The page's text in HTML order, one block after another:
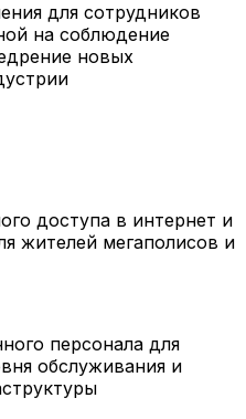
для сотрудников
на соблюдение
новых
доступа в интернет и
жителей мегаполисов и
персонала для
обслуживания и